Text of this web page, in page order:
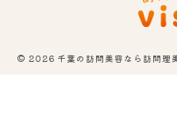
© 2026 千葉の訪問美容なら訪問